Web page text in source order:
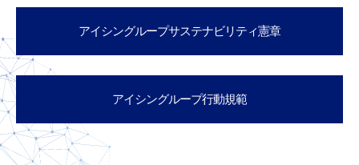
アイシングループサステナビリティ憲章
アイシングループ行動規範